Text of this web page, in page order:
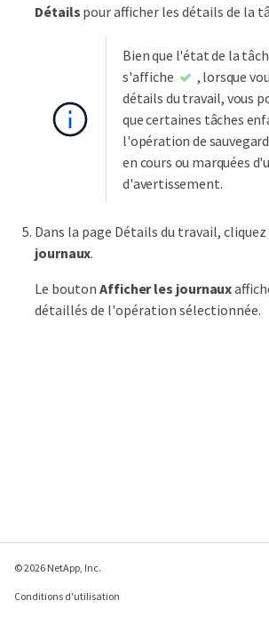
Détails pour afficher les détails de la
Bien que l'état de la
s'affiche
, lorsque
détails du travail, vous
que certaines tâches
l'opération de
en cours ou marquées
d'avertissement.
Dans la page Détails du travail, cliquez
journaux.
Le bouton Afficher les journaux
détaillés de l'opération sélectionnée.
© 2026 NetApp, Inc.
Conditions d'utilisation